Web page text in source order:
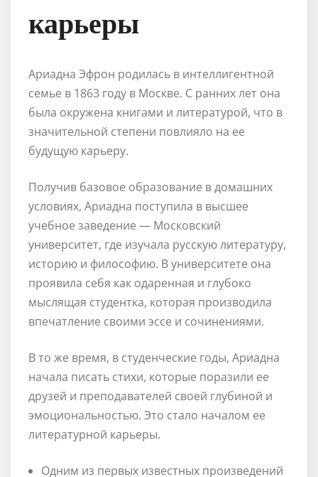
карьеры
Ариадна Эфрон родилась в интеллигентной
семье в 1863 году в Москве. С ранних лет она
была окружена книгами и литературой, что в
значительной степени повлияло на ее
будущую карьеру.
Получив базовое образование в домашних
условиях, Ариадна поступила в высшее
учебное заведение — Московский
университет, где изучала русскую литературу,
историю и философию. В университете она
проявила себя как одаренная и глубоко
мыслящая студентка, которая производила
впечатление своими эссе и сочинениями.
В то же время, в студенческие годы, Ариадна
начала писать стихи, которые поразили ее
друзей и преподавателей своей глубиной и
эмоциональностью. Это стало началом ее
литературной карьеры.
Одним из первых известных произведений